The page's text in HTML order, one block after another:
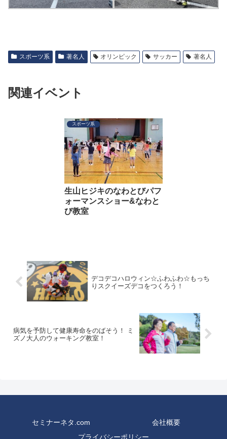
スポーツ系 著名人 オリンピック サッカー 著名人
関連イベント
スポーツ系
生山ヒジキのなわとびパフ
ォーマンスショー&なわと
び教室
デコデコハロウィン☆ふわふわ☆もっち
りスクイーズデコをつくろう！
病気を予防して健康寿命をのばそう！ ミ
ズノ大人のウォーキング教室！
セミナーネタ.com
会社概要
プライバシーポリシー